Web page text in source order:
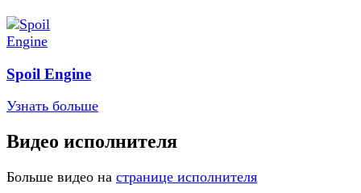
Spoil Engine
Узнать больше
Видео исполнителя
Больше видео на странице исполнителя